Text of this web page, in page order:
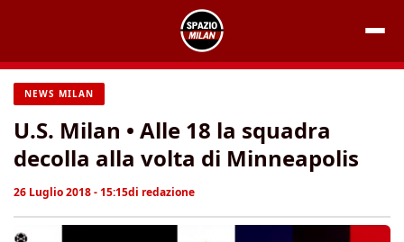
contenuto
NEWS MILAN
U.S. Milan • Alle 18 la squadra
decolla alla volta di Minneapolis
26 Luglio 2018 - 15:15di redazione